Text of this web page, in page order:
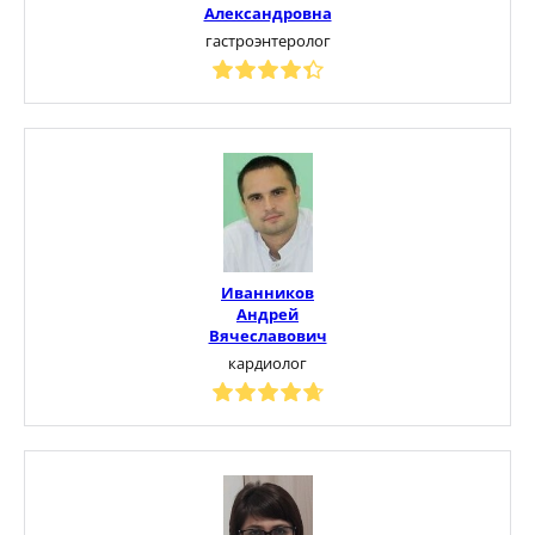
Александровна
гастроэнтеролог
Иванников
Андрей
Вячеславович
кардиолог